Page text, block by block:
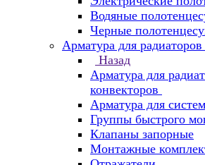
Водяные
Черные
Арматура для
Назад
Арматура для
конвекторов
Арматура для
Группы быстрого
Клапаны запорные
Монтажные